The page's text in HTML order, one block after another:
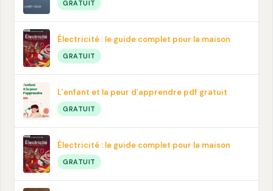
GRATUIT
Électricité : le guide complet pour la maison
GRATUIT
L’enfant et la peur d’apprendre pdf gratuit
GRATUIT
Électricité : le guide complet pour la maison
GRATUIT